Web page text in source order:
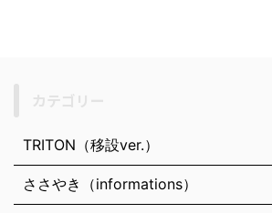
TRITON（移設ver.）
ささやき（informations）